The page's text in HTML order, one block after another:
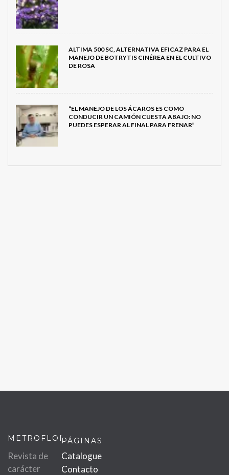
ALTIMA 500 SC, ALTERNATIVA EFICAZ PARA EL
MANEJO DE BOTRYTIS CINÉREA EN EL CULTIVO
DE ROSA
“EL MANEJO DE LOS ÁCAROS ES COMO
CONDUCIR UN CAMIÓN CUESTA ABAJO: NO
PUEDES ESPERAR AL FINAL PARA FRENAR”
METROFLOR
Revista de
carácter
PÁGINAS
Catalogue
Contacto